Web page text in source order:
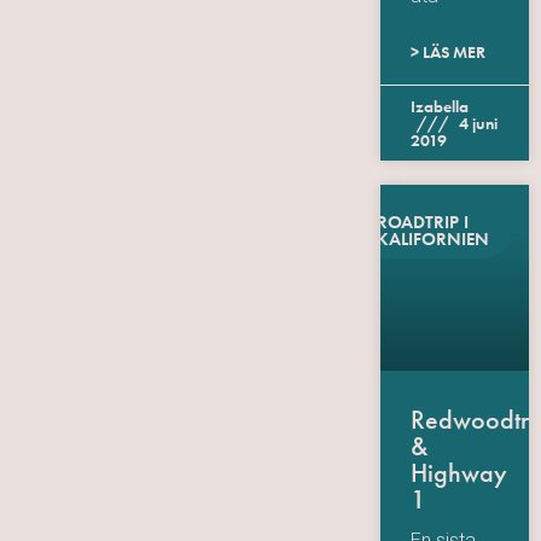
> LÄS MER
Izabella
4 juni
2019
ROADTRIP I
KALIFORNIEN
&
Highway
1